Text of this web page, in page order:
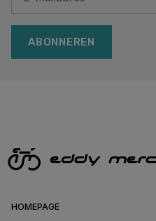
ABONNEREN
HOMEPAGE